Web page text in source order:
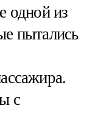
одной из
пытались
с